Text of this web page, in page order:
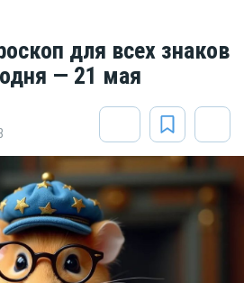
для всех знаков
— 21 мая